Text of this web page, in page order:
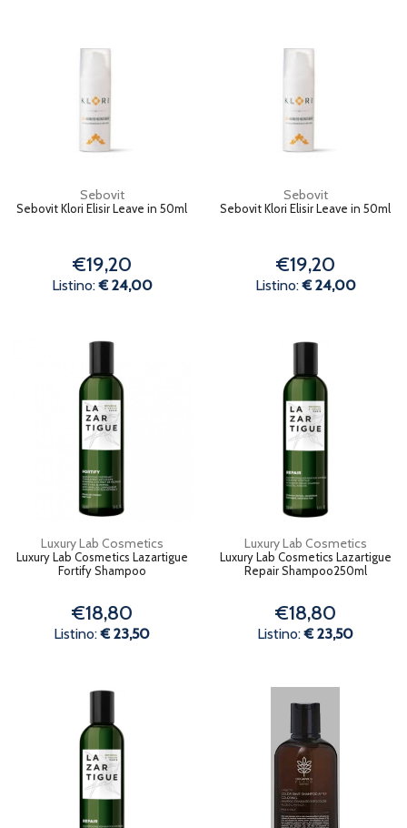
Sebovit
Sebovit Klori Elisir Leave in 50ml
€19,20
Listino:€ 24,00
Sebovit
Sebovit Klori Elisir Leave in 50ml
€19,20
Listino:€ 24,00
Luxury Lab Cosmetics
Luxury Lab Cosmetics Lazartigue
Fortify Shampoo
€18,80
Listino:€ 23,50
Luxury Lab Cosmetics
Luxury Lab Cosmetics Lazartigue
Repair Shampoo250ml
€18,80
Listino:€ 23,50